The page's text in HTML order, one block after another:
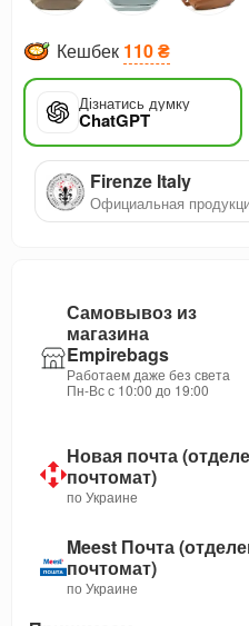
Кешбек 110 ₴
Дізнатись думку
ChatGPT
Firenze Italy
Официальная
Самовывоз из
магазина
Empirebags
Работаем даже без света
Пн-Вс с 10:00 до 19:00
Новая почта
почтомат)
по Украине
Meest Почта
почтомат)
по Украине